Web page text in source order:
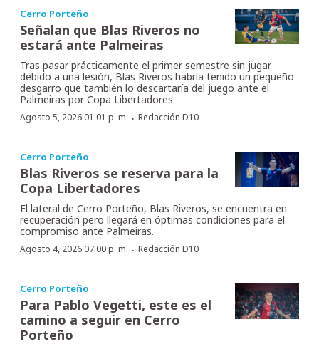
Cerro Porteño
Señalan que Blas Riveros no
estará ante Palmeiras
Tras pasar prácticamente el primer semestre sin jugar
debido a una lesión, Blas Riveros habría tenido un pequeño
desgarro que también lo descartaría del juego ante el
Palmeiras por Copa Libertadores.
Agosto 5, 2026 01:01 p. m. · Redacción D10
Cerro Porteño
Blas Riveros se reserva para la
Copa Libertadores
El lateral de Cerro Porteño, Blas Riveros, se encuentra en
recuperación pero llegará en óptimas condiciones para el
compromiso ante Palmeiras.
Agosto 4, 2026 07:00 p. m. · Redacción D10
Cerro Porteño
Para Pablo Vegetti, este es el
camino a seguir en Cerro
Porteño